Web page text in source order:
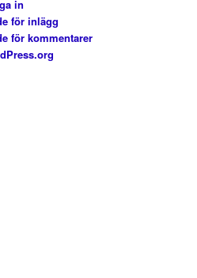
in
för inlägg
för kommentarer